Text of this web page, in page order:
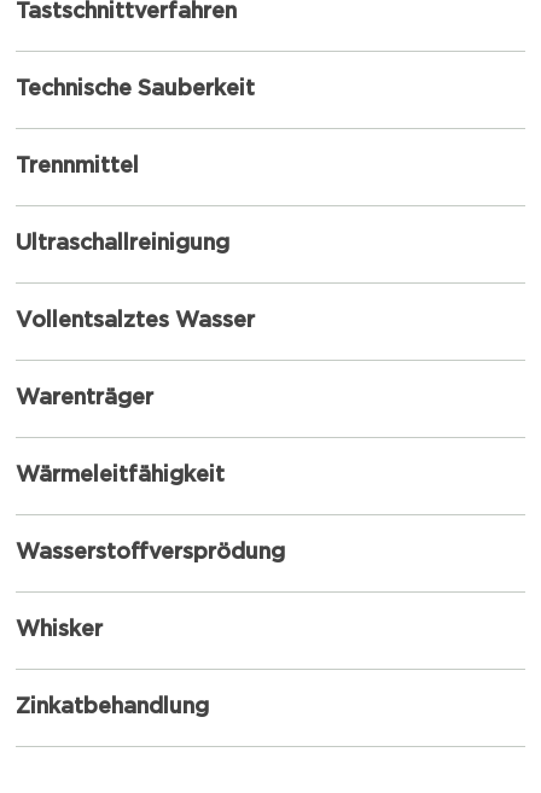
Tastschnittverfahren
Technische Sauberkeit
Trennmittel
Ultraschallreinigung
Vollentsalztes Wasser
Warenträger
Wärmeleitfähigkeit
Wasserstoffversprödung
Whisker
Zinkatbehandlung